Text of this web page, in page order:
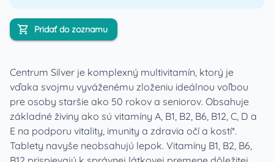
Pridať do zoznamu
Centrum Silver je komplexný multivitamín, ktorý je
vďaka svojmu vyváženému zloženiu ideálnou voľbou
pre osoby staršie ako 50 rokov a seniorov. Obsahuje
základné živiny ako sú vitamíny A, B1, B2, B6, B12, C, D a
E na podporu vitality, imunity a zdravia očí a kostí*.
Tablety navyše neobsahujú lepok. Vitamíny B1, B2, B6,